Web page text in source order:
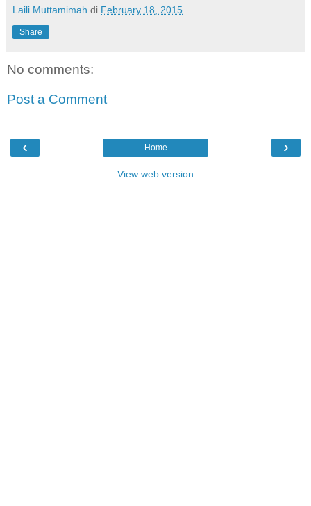
Laili Muttamimah di February 18, 2015
Share
No comments:
Post a Comment
‹ ›
Home
View web version